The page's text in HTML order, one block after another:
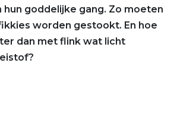
hun goddelijke gang. Zo moeten
worden gestookt. En hoe
dan met flink wat licht